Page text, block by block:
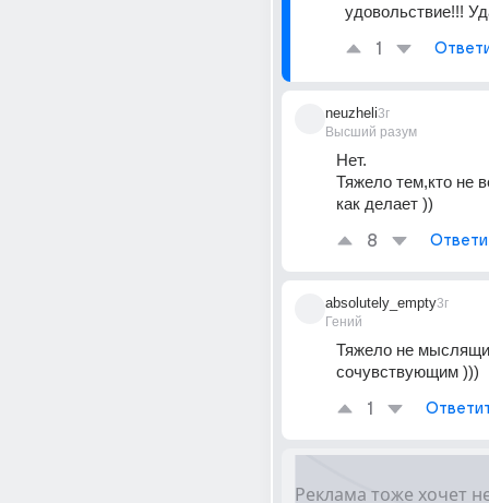
удовольствие!!!
1
neuzheli
Высший разум
3г
Нет.
Тяжело тем,кто не
как делает ))
8
absolutely_empty
Гений
3г
Тяжело не
сочувствующим )))
1